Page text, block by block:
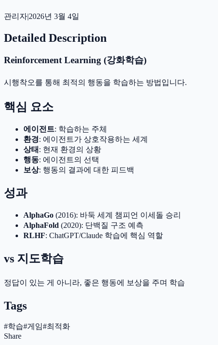
관리자|2026년 3월 4일
Detailed Description
Reinforcement Learning (강화학습)
시행착오를 통해 최적의 행동을 학습하는 방법입니다.
핵심 요소
에이전트: 학습하는 주체
환경: 에이전트가 상호작용하는 세계
상태 : 현재 환경의 상황
행동: 에이전트의 선택
보상: 행동의 결과에 대한 피드백
성과
AlphaGo (2016): 바둑 세계 챔피언 이세돌 승리
AlphaFold (2020): 단백질 구조 예측
RLHF: ChatGPT/Claude 학습에 핵심 역할
vs 지도학습
정답이 있는 게 아니라, 좋은 행동에 보상을 주며 학습
Tags
#학습#게임#최적화
Share